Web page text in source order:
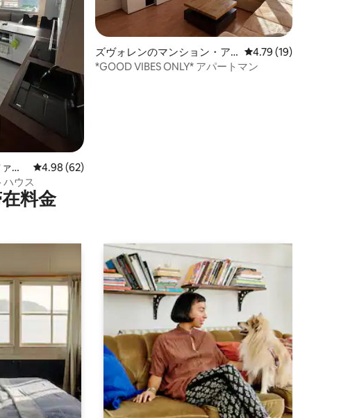
評価
の
レビュー62件、5つ星中4.98つ星の平均評価
4.98 (62)
ハウス
ズヴォレンのマンション・ア
パート
レビュー19件、5つ
4.79 (19)
*GOOD VIBES ONLY* アパートマン
料⁠金